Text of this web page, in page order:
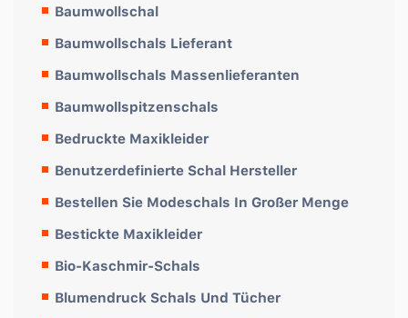
Baumwollschal
Baumwollschals Lieferant
Baumwollschals Massenlieferanten
Baumwollspitzenschals
Bedruckte Maxikleider
Benutzerdefinierte Schal Hersteller
Bestellen Sie Modeschals In Großer Menge
Bestickte Maxikleider
Bio-Kaschmir-Schals
Blumendruck Schals Und Tücher